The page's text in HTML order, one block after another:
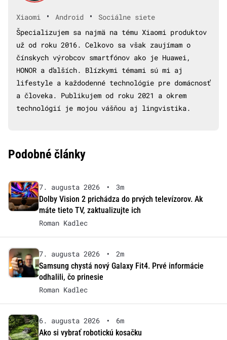
Xiaomi • Android •
Sociálne siete
Špecializujem sa najmä na tému Xiaomi produktov
už od roku 2016. Celkovo sa však zaujímam o
čínskych výrobcov smartfónov ako je Huawei,
HONOR a ďalších. Blízkymi témami sú mi aj
lifestyle a každodenné technológie pre domácnosť
a človeka. Publikujem od roku 2021 a okrem
technológií je mojou vášňou aj lingvistika.
Podobné články
7. augusta 2026 •
3m
Dolby Vision 2 prichádza do prvých televízorov. Ak
máte tieto TV, zaktualizujte ich
Roman Kadlec
7. augusta 2026 •
2m
Samsung chystá nový Galaxy Fit4. Prvé informácie
odhalili, čo prinesie
Roman Kadlec
6. augusta 2026 •
6m
Ako si vybrať robotickú kosačku